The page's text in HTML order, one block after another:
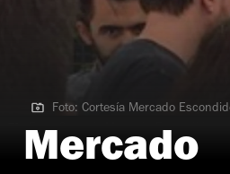
Foto: Cortesía Mercado Escondido
Foto: Cortesía Mercado
Mercado